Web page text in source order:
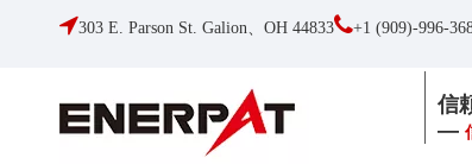
303 E. Parson St. Galion、OH 44833+1 (909)-996-
信
—